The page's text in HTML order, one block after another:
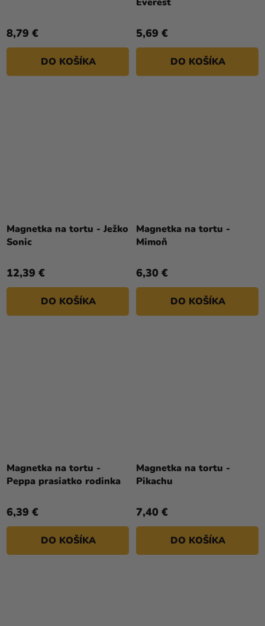
8,79 €
DO KOŠÍKA
5,69 €
DO KOŠÍKA
Magnetka na tortu - Ježko
Sonic
12,39 €
DO KOŠÍKA
Magnetka na tortu -
Mimoň
6,30 €
DO KOŠÍKA
Magnetka na tortu -
Peppa prasiatko rodinka
6,39 €
DO KOŠÍKA
Magnetka na tortu -
Pikachu
7,40 €
DO KOŠÍKA